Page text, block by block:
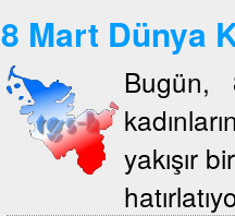
8 Mart Dünya
Bugün,
yakışır